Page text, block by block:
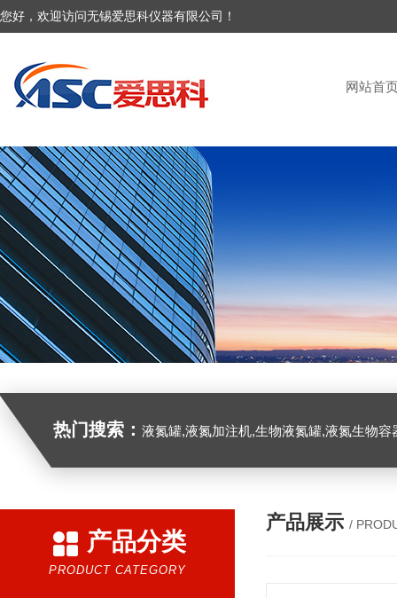
您好，欢迎访问无锡爱思科仪器有限公司！
网站首
热门搜索： 液氮罐,液氮加注机,生物液氮罐,液氮生物容器,
产品分类
PRODUCT CATEGORY
产品展示 /